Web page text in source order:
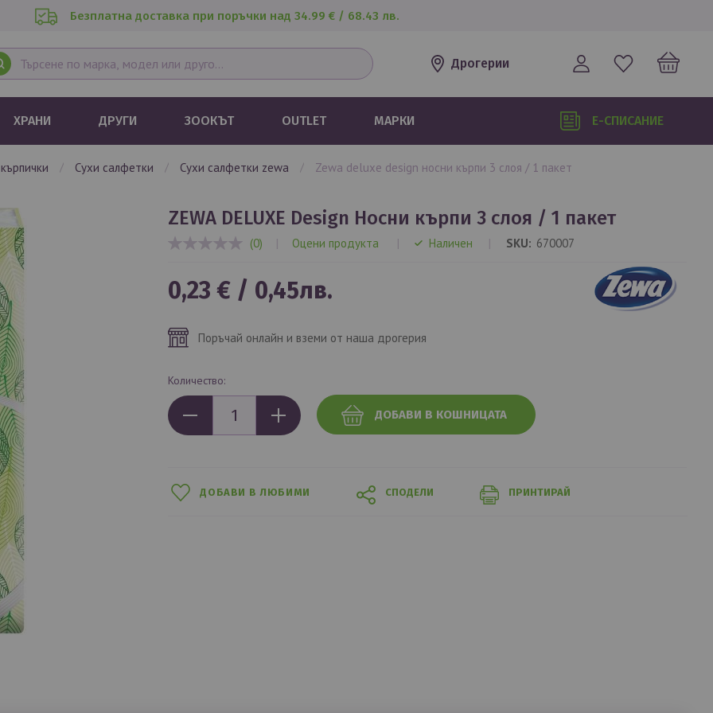
Безплатна доставка при поръчки над 34.99 € / 68.43 лв.
Дрогерии
ХРАНИ ДРУГИ ЗООКЪТ OUTLET МАРКИ Е-СПИСАНИЕ
сухи салфетки сухи салфетки zewa zewa deluxe design носни кърпи 3 слоя / 1 пакет
ZEWA DELUXE Design Носни кърпи 3 слоя / 1 пакет
(0) | Оцени продукта Наличен SKU 670007
0,23 € / 0,45лв.
Поръчай онлайн и вземи от наша дрогерия
Количество:
ДОБАВИ В КОШНИЦАТА
ДОБАВИ В ЛЮБИМИ СПОДЕЛИ ПРИНТИРАЙ